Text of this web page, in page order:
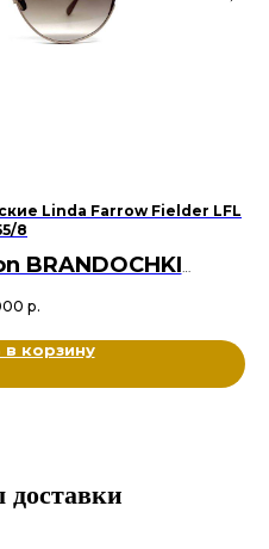
Linda Farrow Fielder LFL
8
BRANDOCHKI
титан
19-145
р.
корзину